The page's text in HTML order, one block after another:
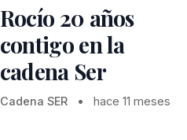
Rocío 20 años
contigo en la
cadena Ser
Cadena SER • hace 11 meses